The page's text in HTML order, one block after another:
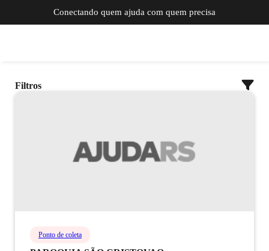
Conectando quem ajuda com quem precisa
Filtros
Ponto de coleta